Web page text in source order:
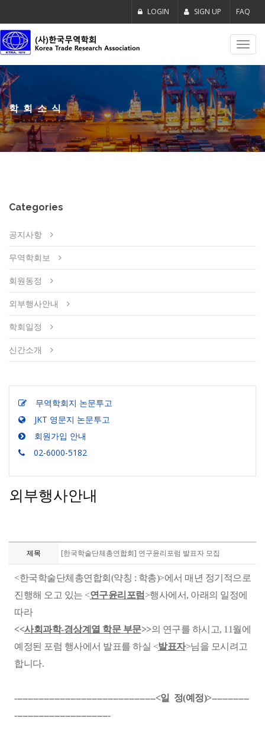
LOGIN SIGN UP FAQ
학회소식
Categories
공지사항
무역학회보
회원동정
외부행사안내
학회일정
신간소개
무역학회지 논문투고
JKT 영문지 논문투고
회원가입 안내
02-6000-5182
외부행사안내
제목 [한국학술단체총연합회] 연구윤리포럼 발표자 모집
<한국학술단체총연합회(약칭 : 학총)>에서 매년 정기적으로
진행해 오고 있는 <연구윤리포럼 >행사에서, 아래의 일정에
따라
<<사회과학-경상계열 학문 부문>>의 연구를 하시고, 11월에
예정된 포럼 행사에서 발표를 하실 <발표자>님을 모시려고
합니다.
-----------------------------------------------------<일 정(예정)>--------------
------------------------------------